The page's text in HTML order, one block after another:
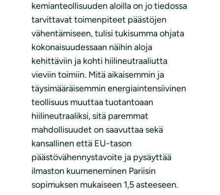
kemianteollisuuden aloilla on jo tiedossa
tarvittavat toimenpiteet päästöjen
vähentämiseen, tulisi tukisumma ohjata
kokonaisuudessaan näihin aloja
kehittäviin ja kohti hiilineutraaliutta
vieviin toimiin. Mitä aikaisemmin ja
täysimääräisemmin energiaintensiivinen
teollisuus muuttaa tuotantoaan
hiilineutraaliksi, sitä paremmat
mahdollisuudet on saavuttaa sekä
kansallinen että EU-tason
päästövähennystavoite ja pysäyttää
ilmaston kuumeneminen Pariisin
sopimuksen mukaiseen 1,5 asteeseen.